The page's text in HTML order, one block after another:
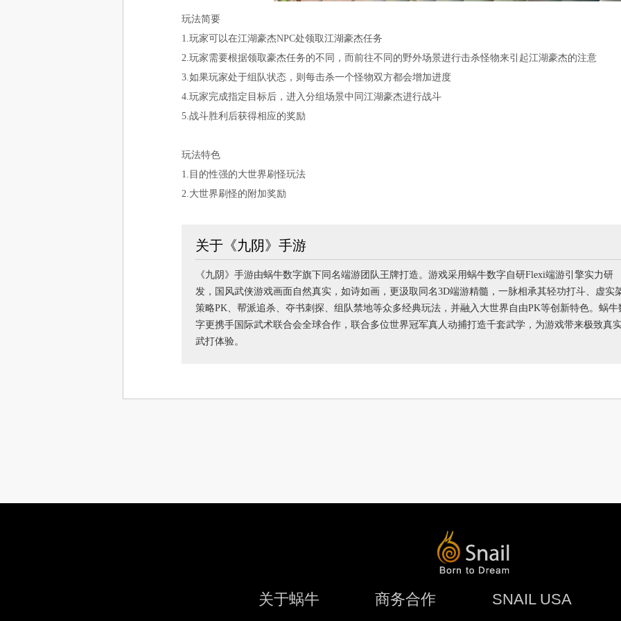
玩法简要
1.玩家可以在江湖豪杰NPC处领取江湖豪杰任务
2.玩家需要根据领取豪杰任务的不同，而前往不同的野外场景进行击杀怪物来引起江湖豪杰的注意
3.如果玩家处于组队状态，则每击杀一个怪物双方都会增加进度
4.玩家完成指定目标后，进入分组场景中同江湖豪杰进行战斗
5.战斗胜利后获得相应的奖励
玩法特色
1.目的性强的大世界刷怪玩法
2.大世界刷怪的附加奖励
关于《九阴》手游
《九阴》手游由蜗牛数字旗下同名端游团队王牌打造。游戏采用蜗牛数字自研Flexi端游引擎实力研
发，国风武侠游戏画面自然真实，如诗如画，更汲取同名3D端游精髓，一脉相承其轻功打斗、虚实
策略PK、帮派追杀、夺书刺探、组队禁地等众多经典玩法，并融入大世界自由PK等创新特色。蜗牛
字更携手国际武术联合会全球合作，联合多位世界冠军真人动捕打造千套武学，为游戏带来极致真
武打体验。
关于蜗牛 商务合作 SNAIL USA